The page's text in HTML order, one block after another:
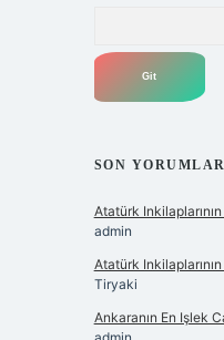
SON YORUMLAR
Atatürk
admin
Atatürk
Tiryaki
Ankaranın En Işlek